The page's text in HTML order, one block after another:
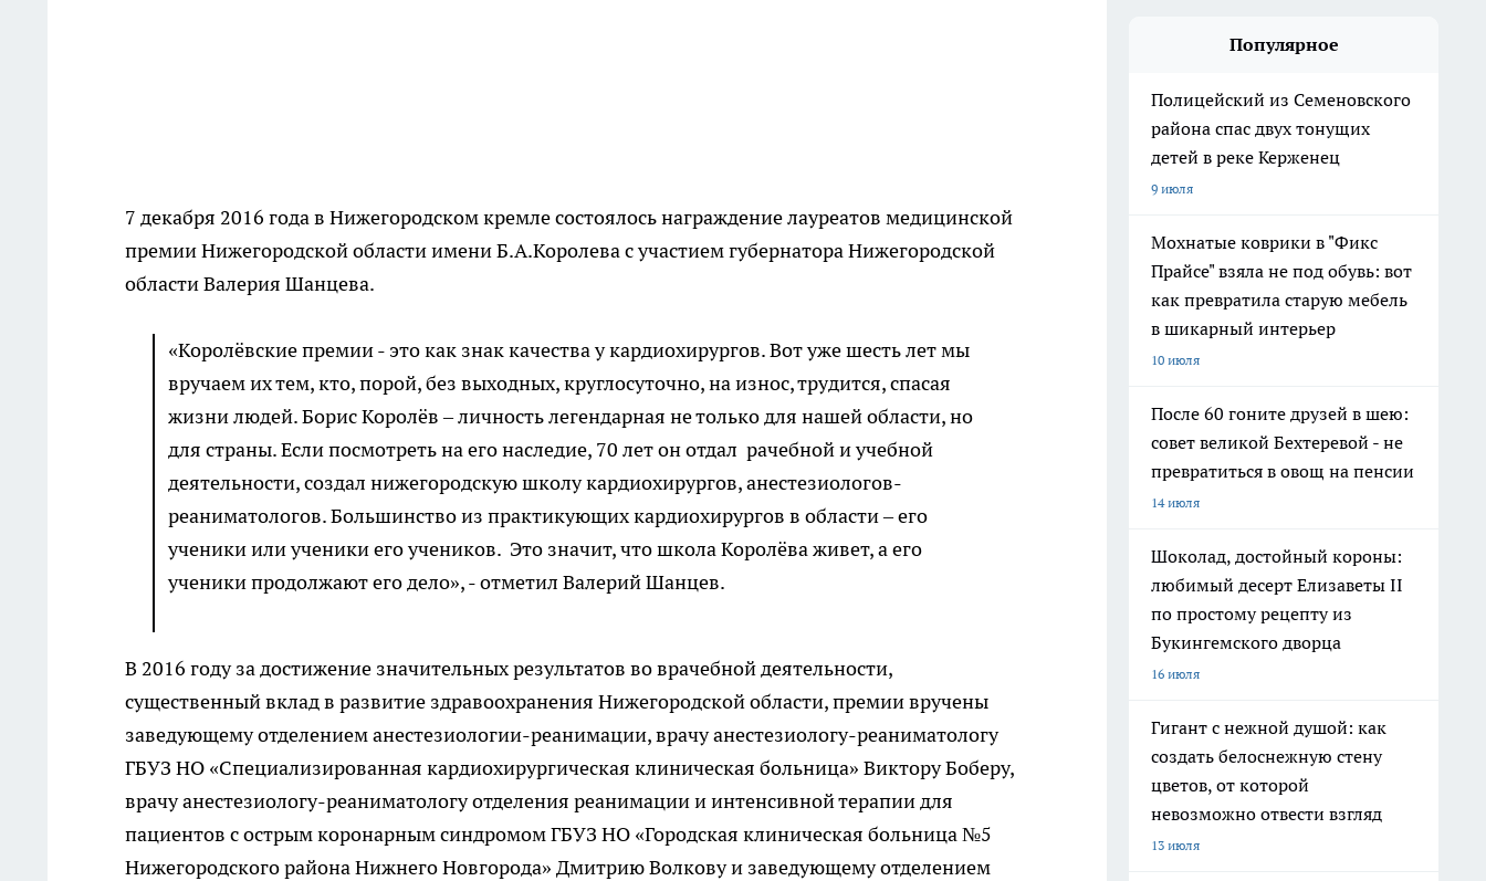
7 декабря 2016 года в Нижегородском кремле состоялось награждение лауреатов медицинской
премии Нижегородской области имени Б.А.Королева с участием губернатора Нижегородской
области Валерия Шанцева.
«Королёвские премии - это как знак качества у кардиохирургов. Вот уже шесть лет мы
вручаем их тем, кто, порой, без выходных, круглосуточно, на износ, трудится, спасая
жизни людей. Борис Королёв – личность легендарная не только для нашей области, но
для страны. Если посмотреть на его наследие, 70 лет он отдал рачебной и учебной
деятельности, создал нижегородскую школу кардиохирургов, анестезиологов-
реаниматологов. Большинство из практикующих кардиохирургов в области – его
ученики или ученики его учеников. Это значит, что школа Королёва живет, а его
ученики продолжают его дело», - отметил Валерий Шанцев.
В 2016 году за достижение значительных результатов во врачебной деятельности,
существенный вклад в развитие здравоохранения Нижегородской области, премии вручены
заведующему отделением анестезиологии-реанимации, врачу анестезиологу-реаниматологу
ГБУЗ НО «Специализированная кардиохирургическая клиническая больница» Виктору Боберу,
врачу анестезиологу-реаниматологу отделения реанимации и интенсивной терапии для
пациентов с острым коронарным синдромом ГБУЗ НО «Городская клиническая больница №5
Нижегородского района Нижнего Новгорода» Дмитрию Волкову и заведующему отделением
Популярное
Полицейский из Семеновского
района спас двух тонущих
детей в реке Керженец
9 июля
Мохнатые коврики в "Фикс
Прайсе" взяла не под обувь: вот
как превратила старую мебель
в шикарный интерьер
10 июля
После 60 гоните друзей в шею:
совет великой Бехтеревой - не
превратиться в овощ на пенсии
14 июля
Шоколад, достойный короны:
любимый десерт Елизаветы II
по простому рецепту из
Букингемского дворца
16 июля
Гигант с нежной душой: как
создать белоснежную стену
цветов, от которой
невозможно отвести взгляд
13 июля